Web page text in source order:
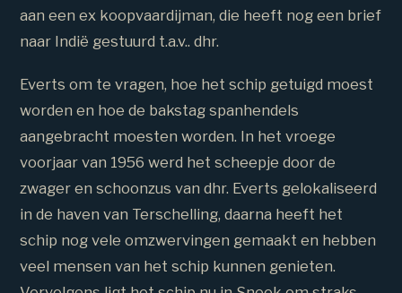
aan een ex koopvaardijman, die heeft nog een brief
naar Indië gestuurd t.a.v.. dhr.
Everts om te vragen, hoe het schip getuigd moest
worden en hoe de bakstag spanhendels
aangebracht moesten worden. In het vroege
voorjaar van 1956 werd het scheepje door de
zwager en schoonzus van dhr. Everts gelokaliseerd
in de haven van Terschelling, daarna heeft het
schip nog vele omzwervingen gemaakt en hebben
veel mensen van het schip kunnen genieten.